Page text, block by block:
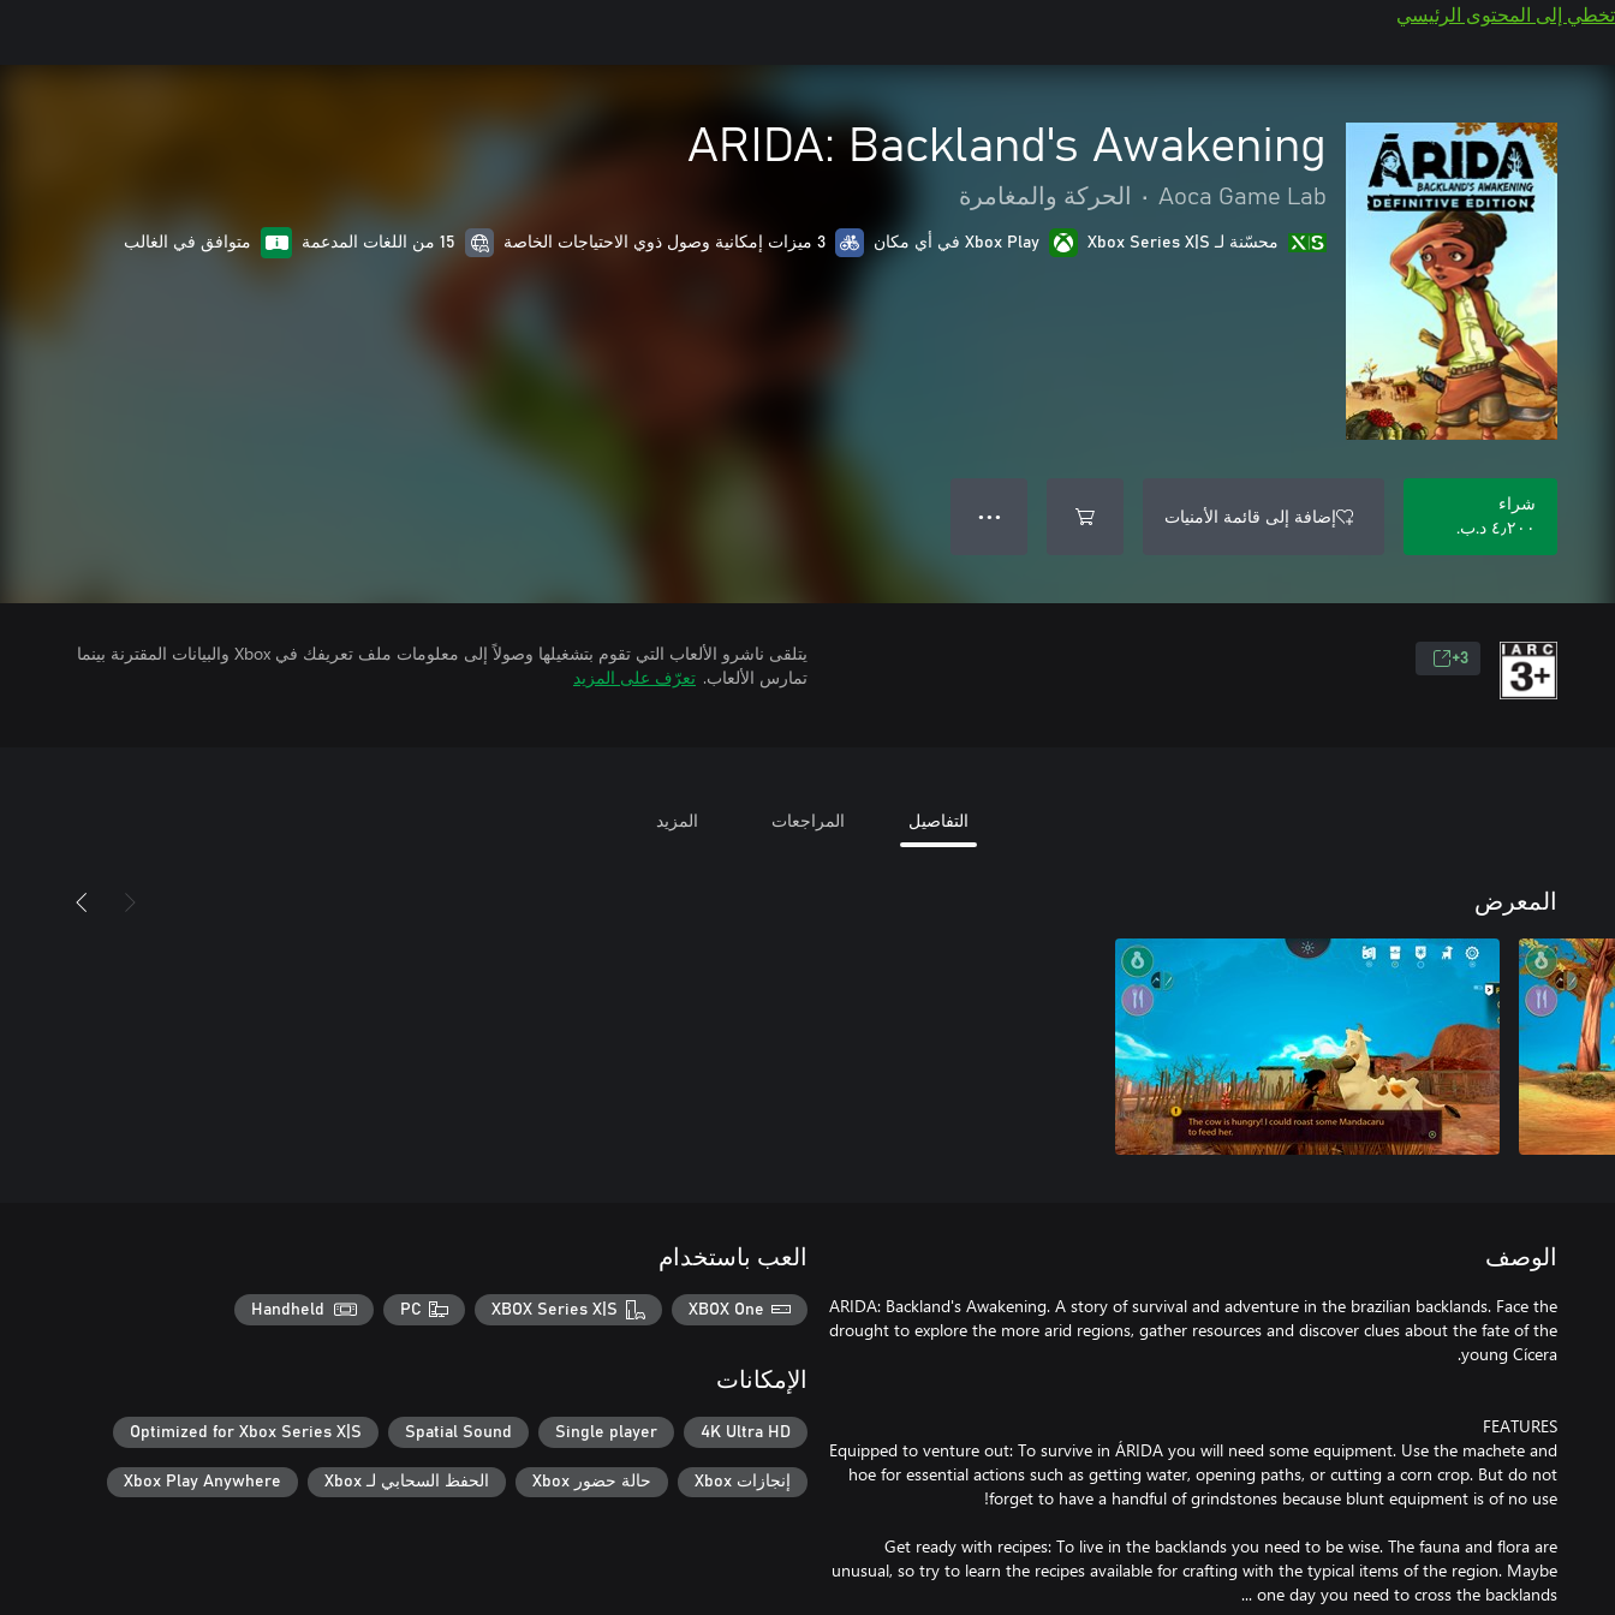
تخطي إلى المحتوى الرئيسي
ARIDA: Backland's Awakening
Aoca Game Lab
• الحركة والمغامرة
محسّنة لـ Xbox Series X|S Xbox Play في أي مكان 3 ميزات إمكانية وصول ذوي الاحتياجات الخاصة 15 من اللغات المدعمة متوافق في الغالب
شراء
٤٫٢٠٠ د.ب.‏
إضافة إلى قائمة الأمنيات ● ● ●
3+
يتلقى ناشرو الألعاب التي تقوم بتشغيلها وصولاً إلى معلومات ملف تعريفك في Xbox والبيانات المقترنة بينما
تمارس الألعاب. تعرّف على المزيد
التفاصيل المراجعات المزيد
المعرض
الوصف
ARIDA: Backland's Awakening. A story of survival and adventure in the brazilian backlands. Face the
drought to explore the more arid regions, gather resources and discover clues about the fate of the
Equipped to venture out: To survive in ÁRIDA you will need some equipment. Use the machete and
hoe for essential actions such as getting water, opening paths, or cutting a corn crop. But do not
Get ready with recipes: To live in the backlands you need to be wise. The fauna and flora are
unusual, so try to learn the recipes available for crafting with the typical items of the region. Maybe
العب باستخدام
XBOX One
XBOX Series X|S
PC
Handheld
الإمكانات
4K Ultra HD
Single player
Spatial Sound
Optimized for Xbox Series X|S
إنجازات Xbox حالة حضور Xbox الحفظ السحابي لـ Xbox Xbox Play Anywhere